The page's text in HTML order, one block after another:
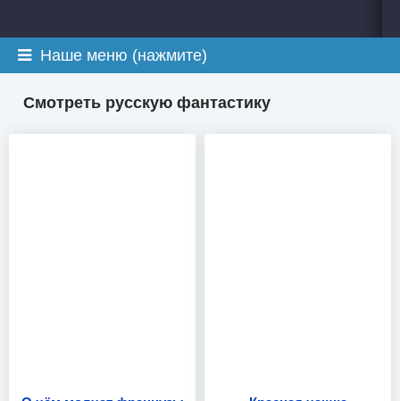
Наше меню (нажмите)
Смотреть русскую фантастику